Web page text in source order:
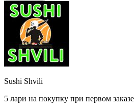
Sushi Shvili
5 лари на покупку при первом заказе